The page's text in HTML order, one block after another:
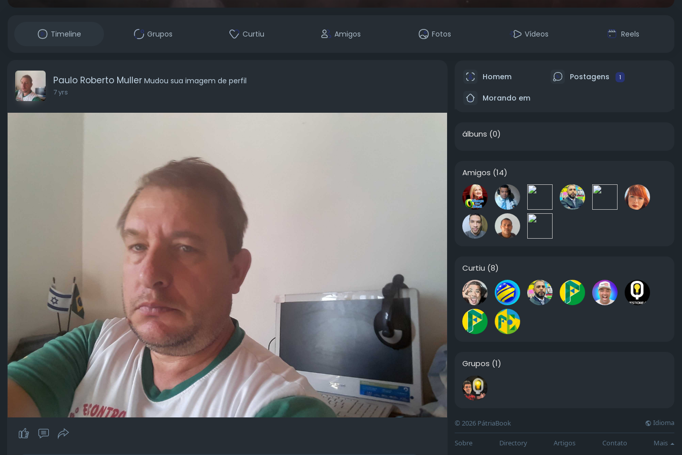
Timeline Grupos Curtiu Amigos Fotos Vídeos Reels
Paulo Roberto Muller Mudou sua imagem de perfil
7 yrs
Homem Postagens 1
Morando em
álbuns (0)
Amigos (14)
Curtiu (8)
Grupos (1)
© 2026 PátriaBook Idioma
Sobre Directory Artigos Contato Mais